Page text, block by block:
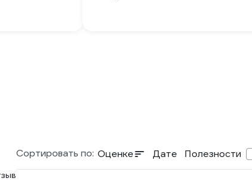
Сортировать по: Оценке Дате Полезности